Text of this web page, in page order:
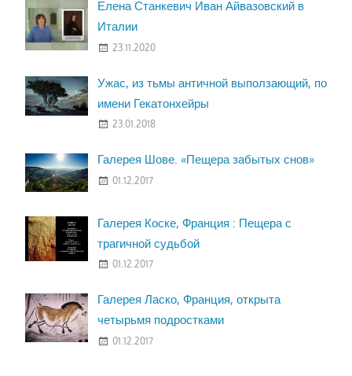
Елена Станкевич Иван Айвазовский в
Италии
23.11.2020
Ужас, из тьмы античной выползающий, по
имени Гекатонхейры
23.01.2018
Галерея Шове. «Пещера забытых снов»
01.12.2017
Галерея Коске, Франция : Пещера с
трагичной судьбой
01.12.2017
Галерея Ласко, Франция, открыта
четырьмя подростками
01.12.2017